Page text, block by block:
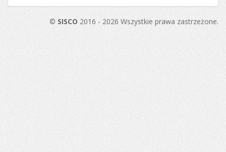
© SISCO 2016 - 2026 Wszystkie prawa zastrzeżone.